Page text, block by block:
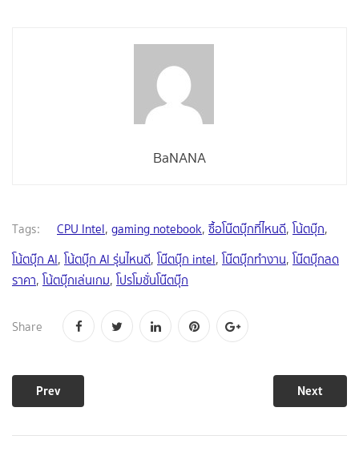
BaNANA
Tags: CPU Intel, gaming notebook, ซื้อโน๊ตบุ๊กที่ไหนดี, โน้ตบุ๊ก,
โน้ตบุ๊ก AI, โน้ตบุ๊ก AI รุ่นไหนดี, โน๊ตบุ๊ก intel, โน๊ตบุ๊กทำงาน, โน๊ตบุ๊กลด
ราคา, โน้ตบุ๊กเล่นเกม, โปรโมชั่นโน๊ตบุ๊ก
Share
Prev Next